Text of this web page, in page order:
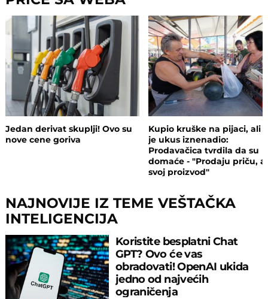
Jedan derivat skuplji! Ovo su
nove cene goriva
Kupio kruške na pijaci, ali
je ukus iznenadio:
Prodavačica tvrdila da su
domaće - "Prodaju priču, a
svoj proizvod"
NAJNOVIJE IZ TEME VEŠTAČKA
INTELIGENCIJA
Koristite besplatni Chat
GPT? Ovo će vas
obradovati! OpenAI ukida
jedno od najvećih
ograničenja